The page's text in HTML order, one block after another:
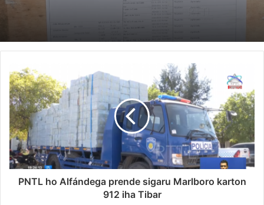
PNTL ho Alfándega prende sigaru Marlboro karton
912 iha Tibar